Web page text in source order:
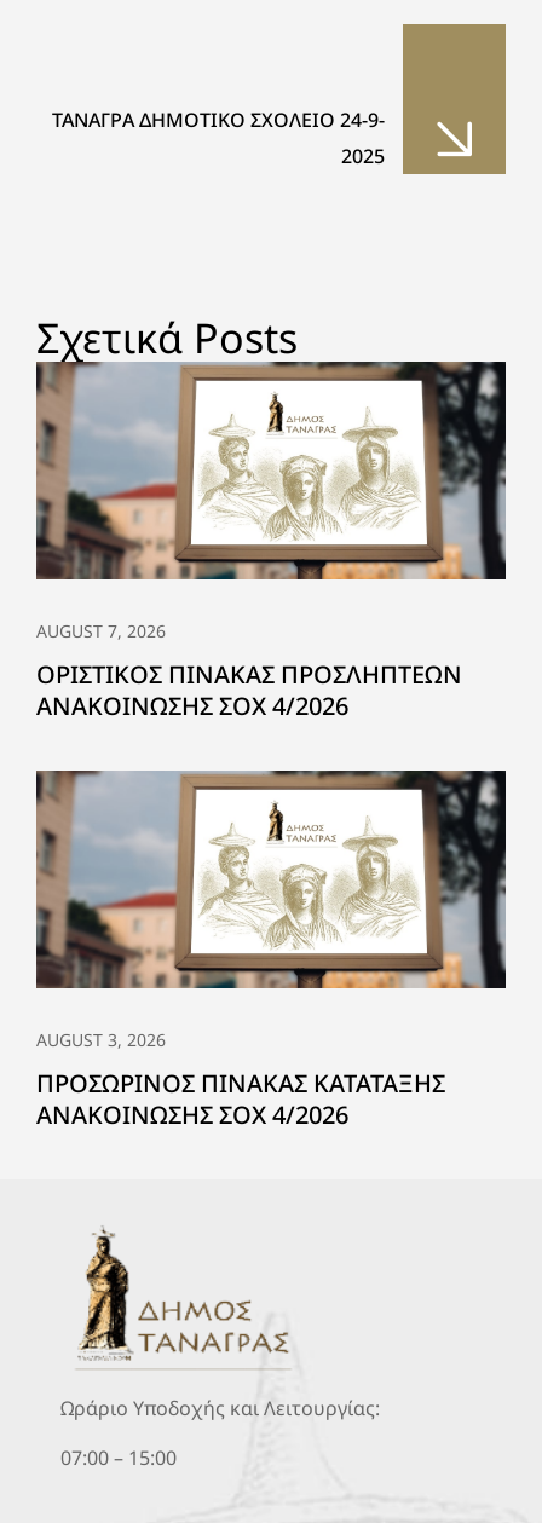
ΤΑΝΑΓΡΑ ΔΗΜΟΤΙΚΟ ΣΧΟΛΕΙΟ 24-9-
2025
Σχετικά Posts
AUGUST 7, 2026
ΟΡΙΣΤΙΚΟΣ ΠΙΝΑΚΑΣ ΠΡΟΣΛΗΠΤΕΩΝ
ΑΝΑΚΟΙΝΩΣΗΣ ΣΟΧ 4/2026
AUGUST 3, 2026
ΠΡΟΣΩΡΙΝΟΣ ΠΙΝΑΚΑΣ ΚΑΤΑΤΑΞΗΣ
ΑΝΑΚΟΙΝΩΣΗΣ ΣΟΧ 4/2026
Ωράριο Υποδοχής και Λειτουργίας:
07:00 – 15:00